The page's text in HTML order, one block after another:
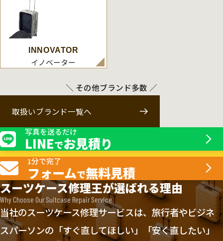
INNOVATOR
イノベーター
＼ その他ブランド多数 ／
取扱いブランド一覧へ
写真を送るだけ
LINEでお見積り
1分で完了
フォームで無料見積
スーツケース修理王が選ばれる理由
Why Choose Our Suitcase Repair Service
当社のスーツケース修理サービスは、旅行者やビジネ
スパーソンの「すぐ直してほしい」「安く直したい」